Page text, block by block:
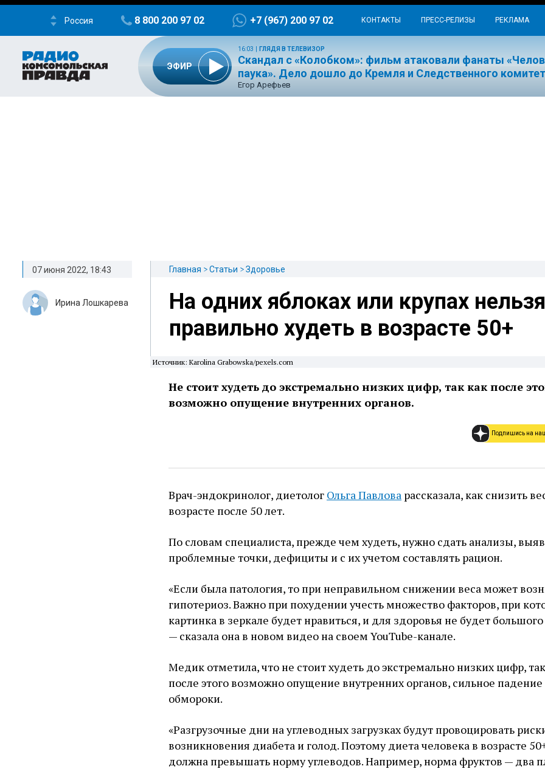
Россия 8 800 200 97 02 +7 (967) 200 97 02 КОНТАКТЫ ПРЕСС-РЕЛИЗЫ РЕКЛАМА
ЭФИР
16:03 ГЛЯДЯ В ТЕЛЕВИЗОР
Скандал с «Колобком»: фильм атаковали фанаты
паука». Дело дошло до Кремля и Следственного
Егор Арефьев
Главная Статьи Здоровье
На одних яблоках или крупах
правильно худеть в возрасте 50+
Источник: Karolina Grabowska/pexels.com
Не стоит худеть до экстремально низких цифр, так как после
возможно опущение внутренних органов.
Подпишись на
Врач-эндокринолог, диетолог Ольга Павлова рассказала, как снизить
возрасте после 50 лет.
По словам специалиста, прежде чем худеть, нужно сдать анализы,
проблемные точки, дефициты и с их учетом составлять рацион.
«Если была патология, то при неправильном снижении веса может
гипотериоз. Важно при похудении учесть множество факторов, при
картинка в зеркале будет нравиться, и для здоровья не будет большого
— сказала она в новом видео на своем YouTube-канале.
Медик отметила, что не стоит худеть до экстремально низких цифр,
после этого возможно опущение внутренних органов, сильное падение
обмороки.
«Разгрузочные дни на углеводных загрузках будут провоцировать
возникновения диабета и голод. Поэтому диета человека в возрасте
должна превышать норму углеводов. Например, норма фруктов — два
07 июня 2022, 18:43
Ирина Лошкарева